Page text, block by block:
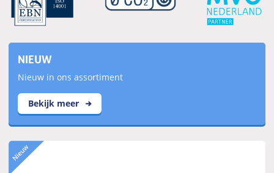
NIEUW
Nieuw in ons assortiment
Bekijk meer